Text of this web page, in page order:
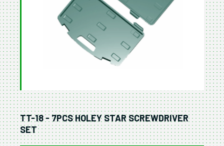
TT-18 - 7PCS HOLEY STAR SCREWDRIVER
SET